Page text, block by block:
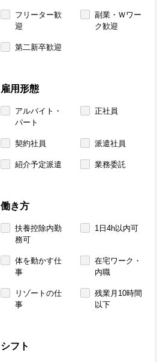
フリーター歓
迎
副業・Ｗワー
ク歓迎
第二新卒歓迎
雇用形態
アルバイト・
パート
正社員
契約社員 派遣社員
紹介予定派遣 業務委託
働き方
扶養控除内勤
務可
1日4h以内可
体を動かす仕
事
在宅ワーク・
内職
リゾートの仕
事
残業月10時間
以下
シフト